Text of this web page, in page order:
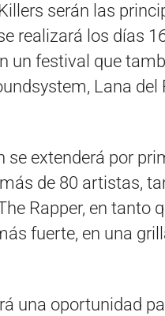
serán las
realizará los días
un festival que
Lana del
se extenderá por
de 80 artistas,
Rapper, en tanto
fuerte, en una
una oportunidad